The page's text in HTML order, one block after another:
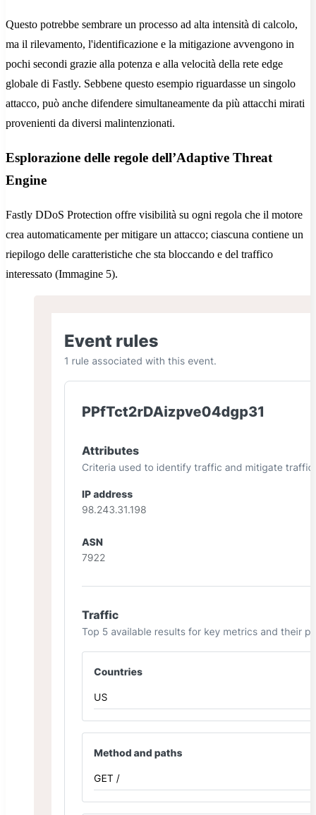
Questo potrebbe sembrare un processo ad alta intensità di calcolo,
ma il rilevamento, l'identificazione e la mitigazione avvengono in
pochi secondi grazie alla potenza e alla velocità della rete edge
globale di Fastly. Sebbene questo esempio riguardasse un singolo
attacco, può anche difendere simultaneamente da più attacchi mirati
provenienti da diversi malintenzionati.
Esplorazione delle regole dell’Adaptive Threat
Engine
Fastly DDoS Protection offre visibilità su ogni regola che il motore
crea automaticamente per mitigare un attacco; ciascuna contiene un
riepilogo delle caratteristiche che sta bloccando e del traffico
interessato (Immagine 5).